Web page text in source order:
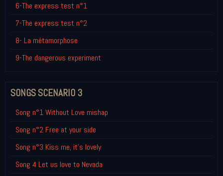
6-The express test n°1
7-The express test n°2
8- La métamorphose
9-The dangerous experiment
SONGS SCENARIO 3
Song n°1 Without Love mishap
Song n°2 Free at your side
Song n°3 Kiss me, it's lovely
Song 4 Let us love to Nevada